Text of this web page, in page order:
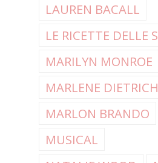
LAUREN BACALL
LE RICETTE DELLE
MARILYN MONROE
MARLENE DIETRICH
MARLON BRANDO
MUSICAL